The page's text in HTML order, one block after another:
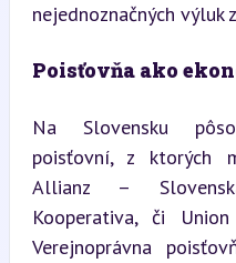
nejednoznačných výluk
Poisťovňa ako
Na Slovensku
poisťovní, z ktorých
Allianz –
Kooperativa, či
Verejnoprávna